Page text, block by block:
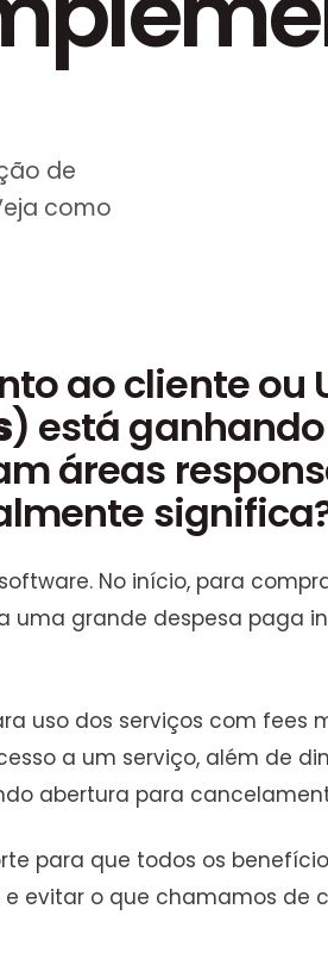
de
como
ao cliente ou
) está
áreas
No início, para
uma grande despesa paga
uso dos serviços com fees
a um serviço, além de
abertura para
para que todos os
evitar o que chamamos de